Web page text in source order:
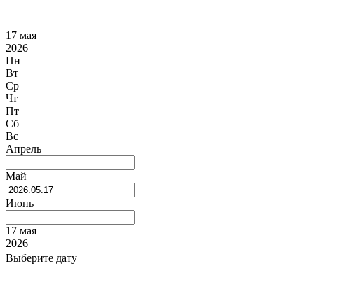
17 мая
2026
Пн
Вт
Ср
Чт
Пт
Сб
Вс
Апрель
Май
Июнь
17 мая
2026
Выберите дату